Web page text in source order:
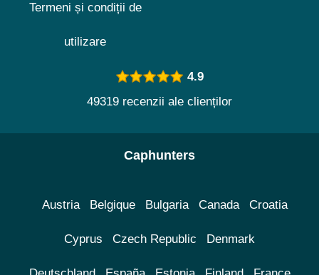
Termeni și condiții de
utilizare
4.9
49319 recenzii ale clienților
Caphunters
Austria Belgique Bulgaria Canada Croatia
Cyprus Czech Republic Denmark